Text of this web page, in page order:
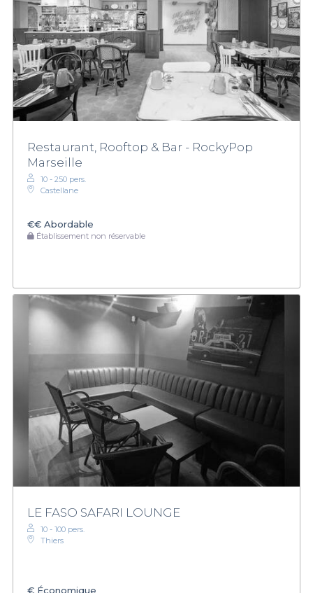
Restaurant, Rooftop & Bar - RockyPop
Marseille
10 - 250 pers.
Castellane
€€ Abordable
Établissement non réservable
LE FASO SAFARI LOUNGE
10 - 100 pers.
Thiers
€ Économique